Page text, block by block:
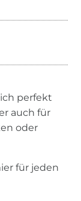
perfekt
auch für
oder
für jeden